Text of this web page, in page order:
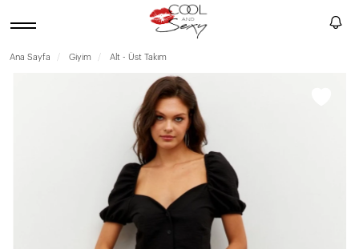
Ana Sayfa Giyim Alt - Üst Takım